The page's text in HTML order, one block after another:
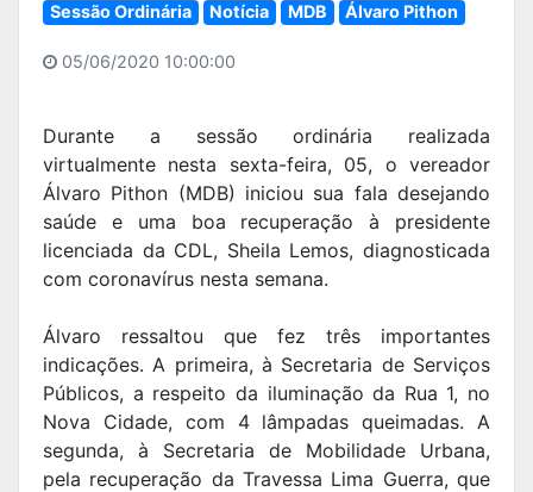
Sessão Ordinária
Notícia MDB Álvaro Pithon
05/06/2020 10:00:00
Durante a sessão ordinária realizada
virtualmente nesta sexta-feira, 05, o vereador
Álvaro Pithon (MDB) iniciou sua fala desejando
saúde e uma boa recuperação à presidente
licenciada da CDL, Sheila Lemos, diagnosticada
com coronavírus nesta semana.
Álvaro ressaltou que fez três importantes
indicações. A primeira, à Secretaria de Serviços
Públicos, a respeito da iluminação da Rua 1, no
Nova Cidade, com 4 lâmpadas queimadas. A
segunda, à Secretaria de Mobilidade Urbana,
pela recuperação da Travessa Lima Guerra, que